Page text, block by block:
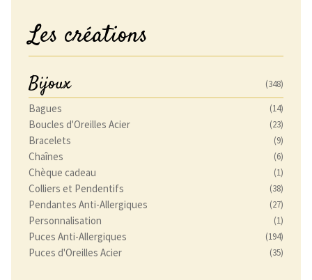
Les créations
Bijoux (348)
Bagues (14)
Boucles d'Oreilles Acier (23)
Bracelets (9)
Chaînes (6)
Chèque cadeau (1)
Colliers et Pendentifs (38)
Pendantes Anti-Allergiques (27)
Personnalisation (1)
Puces Anti-Allergiques (194)
Puces d'Oreilles Acier (35)